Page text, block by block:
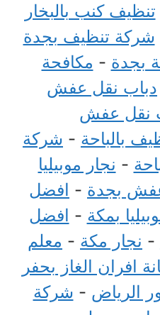
تنظيف كنب بالبخار
شركة تنظيف بجدة
بجدة - مكافحة
دباب نقل عفش
نقل عفش
بالباحة - شركة
- نجار موبيليا
بجدة - افضل
بمكة - افضل
- نجار مكة - معلم
افران الغاز بحفر
الرياض - شركة